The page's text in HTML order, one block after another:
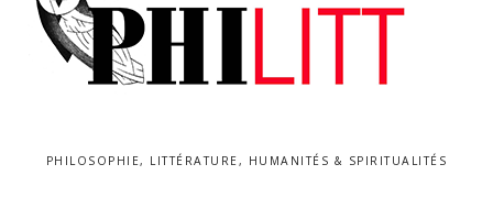
PHILOSOPHIE, LITTÉRATURE, HUMANITÉS & SPIRITUALITÉS